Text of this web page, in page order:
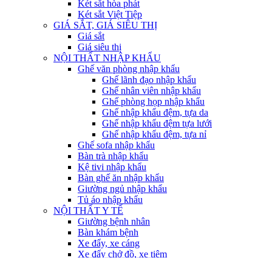
Két sắt hòa phát
Két sắt Việt Tiệp
GIÁ SẮT, GIÁ SIÊU THỊ
Giá sắt
Giá siêu thị
NỘI THẤT NHẬP KHẨU
Ghế văn phòng nhập khẩu
Ghế lãnh đạo nhập khẩu
Ghế nhân viên nhập khẩu
Ghế phòng họp nhập khẩu
Ghế nhập khẩu đệm, tựa da
Ghế nhập khẩu đệm tựa lưới
Ghế nhập khẩu đệm, tựa nỉ
Ghế sofa nhập khẩu
Bàn trà nhập khẩu
Kệ tivi nhập khẩu
Bàn ghế ăn nhập khẩu
Giường ngủ nhập khẩu
Tủ áo nhập khẩu
NỘI THẤT Y TẾ
Giường bệnh nhân
Bàn khám bệnh
Xe đẩy, xe cáng
Xe đẩy chở đồ, xe tiêm